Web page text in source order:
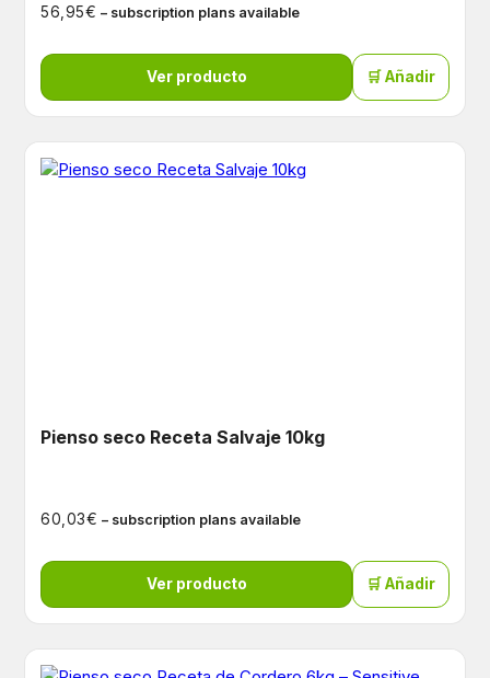
56,95€ – subscription plans available
Ver producto 🛒 Añadir
Pienso seco Receta Salvaje 10kg
60,03€ – subscription plans available
Ver producto 🛒 Añadir